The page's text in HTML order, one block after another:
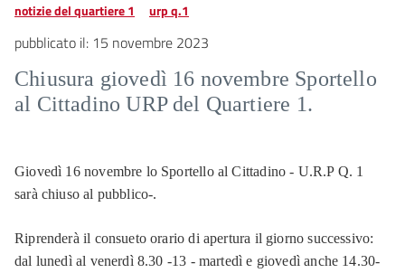
notizie del quartiere 1 urp q.1
pubblicato il: 15 novembre 2023
Chiusura giovedì 16 novembre Sportello
al Cittadino URP del Quartiere 1.
Giovedì 16 novembre lo Sportello al Cittadino - U.R.P Q. 1
sarà chiuso al pubblico-.
Riprenderà il consueto orario di apertura il giorno successivo:
dal lunedì al venerdì 8.30 -13 - martedì e giovedì anche 14.30-